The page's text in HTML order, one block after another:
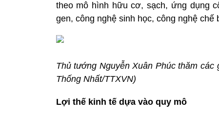
theo mô hình hữu cơ, sạch, ứng dụng
gen, công nghệ sinh học, công nghệ
Thủ tướng Nguyễn Xuân Phúc thăm
Thống Nhất/TTXVN)
Lợi thế kinh tế dựa vào quy mô